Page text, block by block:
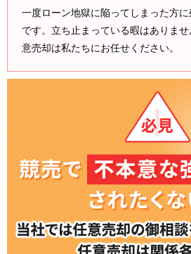
一度ローン地獄に陥ってしまった方
です。立ち止まっている暇はありま
意売却は私たちにお任せください。